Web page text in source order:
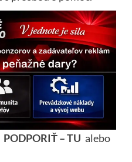
PODPORIŤ – TU alebo